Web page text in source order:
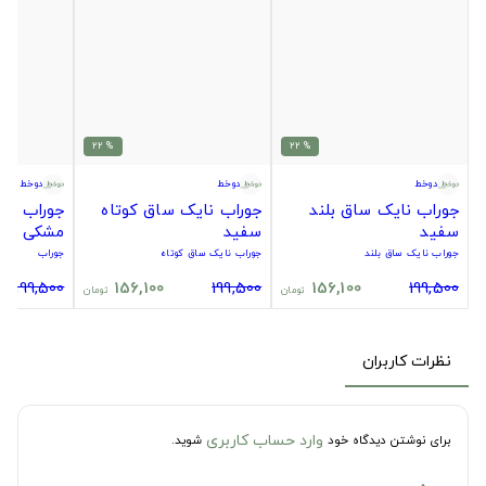
% 22
دوخط
جوراب نایک ساق بلند
سفید
جوراب نایک ساق بلند
199,500
156,100 تومان
% 22
دوخط
جوراب نایک ساق کوتاه
سفید
جوراب نایک ساق کوتاه
199,500
156,100 تومان
دوخط
جوراب
مشکی
جوراب
199,500
نظرات کاربران
برای نوشتن دیدگاه خود وارد حساب کاربری شوید.